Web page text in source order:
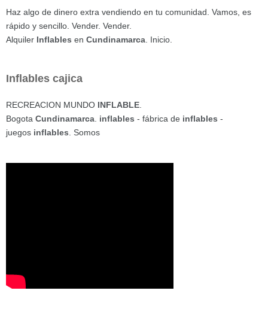
Haz algo de dinero extra vendiendo en tu comunidad. Vamos, es
rápido y sencillo. Vender. Vender.
Alquiler Inflables en Cundinamarca . Inicio.
Inflables cajica
RECREACION MUNDO INFLABLE
Bogota Cundinamarca inflables - fábrica de inflables -
juegos inflables . Somos